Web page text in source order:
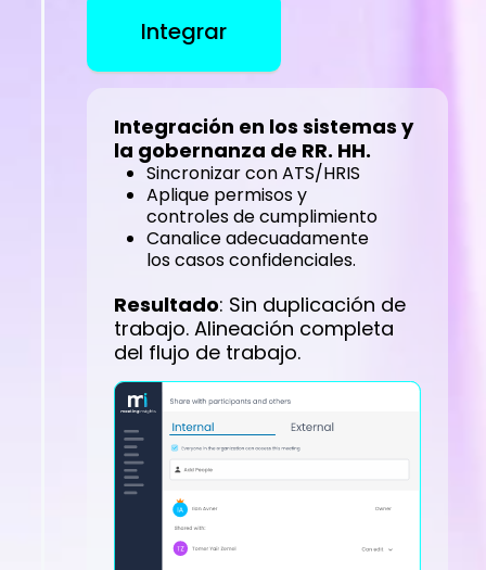
Integrar
Integración en los sistemas y
la gobernanza de RR. HH.
Sincronizar con ATS/HRIS
Aplique permisos y
controles de cumplimiento
Canalice adecuadamente
los casos confidenciales.
Resultado: Sin duplicación de
trabajo. Alineación completa
del flujo de trabajo.